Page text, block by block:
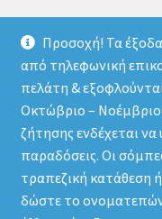
Προσοχή! Τα
από τηλεφωνική
πελάτη &
Οκτώβριο –
ζήτησης ενδέχεται
παραδόσεις. Οι
τραπεζική κατάθεση
δώστε το
©
Πολιτική απορρήτου
WooCommerce.